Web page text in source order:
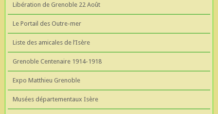
Libération de Grenoble 22 Août
Le Portail des Outre-mer
Liste des amicales de l’Isère
Grenoble Centenaire 1914-1918
Expo Matthieu Grenoble
Musées départementaux Isère